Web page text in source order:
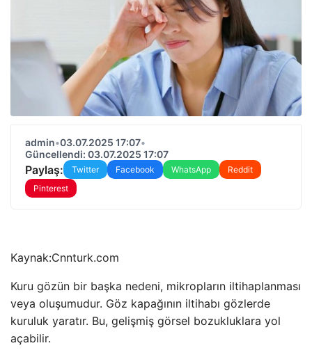
admin•03.07.2025 17:07•
Güncellendi: 03.07.2025 17:07
Paylaş: Twitter Facebook WhatsApp
Reddit
Pinterest
Kaynak:Cnnturk.com
Kuru gözün bir başka nedeni, mikropların iltihaplanması
veya oluşumudur. Göz kapağının iltihabı gözlerde
kuruluk yaratır. Bu, gelişmiş görsel bozukluklara yol
açabilir.